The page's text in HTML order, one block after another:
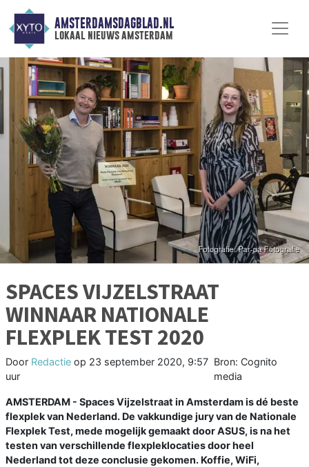
AMSTERDAMSDAGBLAD.NL
lokaal nieuws amsterdam
SPACES VIJZELSTRAAT
WINNAAR NATIONALE
FLEXPLEK TEST 2020
Door Redactie op 23 september 2020, 9:57
uur
Bron: Cognito
media
AMSTERDAM - Spaces Vijzelstraat in Amsterdam is dé beste
flexplek van Nederland. De vakkundige jury van de Nationale
Flexplek Test, mede mogelijk gemaakt door ASUS, is na het
testen van verschillende flexpleklocaties door heel
Nederland tot deze conclusie gekomen. Koffie, WiFi,